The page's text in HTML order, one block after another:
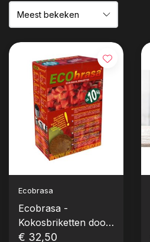
Ecobrasa
Ecobrasa -
Kokosbriketten doos
10kg
€ 32,50